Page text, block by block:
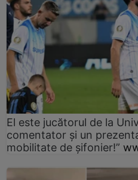
El este jucătorul de la
comentator și un
mobilitate de șifonier!”